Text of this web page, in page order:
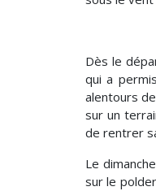
Dès le
qui a
alentours
sur un
de rentrer
Le
sur le